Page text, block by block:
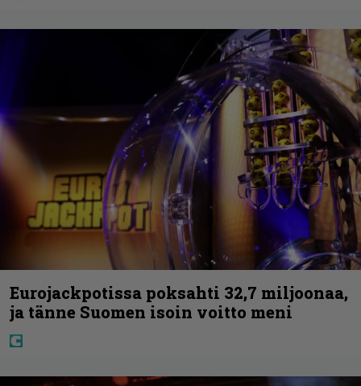
Eurojackpotissa poksahti 32,7 miljoonaa,
ja tänne Suomen isoin voitto meni